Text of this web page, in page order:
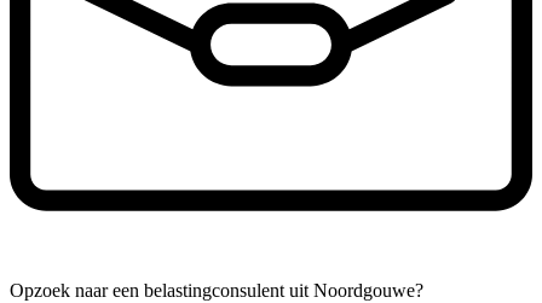
Opzoek naar een belastingconsulent uit Noordgouwe?